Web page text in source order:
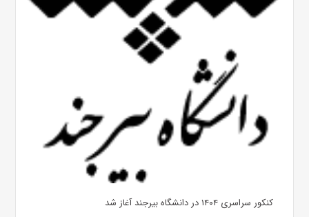
کنکور سراسری ۱۴۰۴ در دانشگاه بیرجند آغاز شد